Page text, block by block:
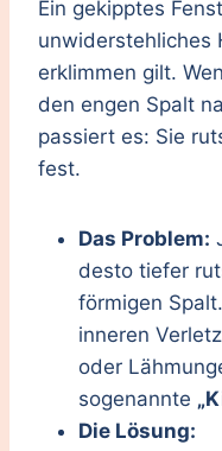
Ein gekipptes
unwiderstehliches
erklimmen gilt.
den engen Spalt
passiert es: Sie
fest.
Das Problem:
desto tiefer
förmigen
inneren
oder
sogenannte
Die Lösung: